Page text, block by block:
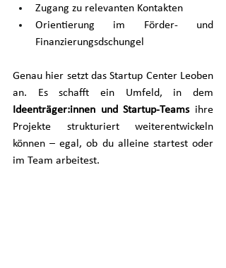
Zugang zu relevanten Kontakten
Orientierung im Förder‑ und
Finanzierungsdschungel
Genau hier setzt das Startup Center Leoben
Ideenträger:innen und Startup‑Teams ihre
Projekte strukturiert weiterentwickeln
können – egal, ob du alleine startest oder
im Team arbeitest.